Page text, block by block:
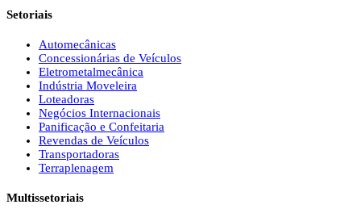
Setoriais
Automecânicas
Concessionárias de Veículos
Eletrometalmecânica
Indústria Moveleira
Loteadoras
Negócios Internacionais
Panificação e Confeitaria
Revendas de Veículos
Transportadoras
Terraplenagem
Multissetoriais